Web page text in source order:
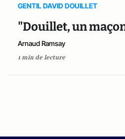
GENTIL DAVID DOUILLET
"Douillet, un
Arnaud Ramsay
1 min de lecture